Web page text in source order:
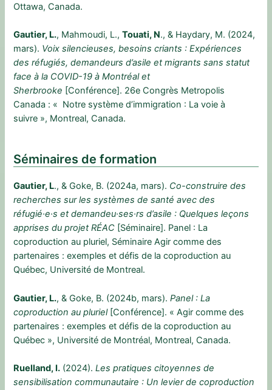
Ottawa, Canada.
Gautier, L., Mahmoudi, L.,Touati, N., & Haydary, M. (2024,
mars). Voix silencieuses, besoins criants : Expériences
des réfugiés, demandeurs d’asile et migrants sans statut
face à la COVID-19 à Montréal et
Sherbrooke [Conférence]. 26e Congrès Metropolis
Canada : « Notre système d’immigration : La voie à
suivre », Montreal, Canada.
Séminaires de formation
Gautier, L., & Goke, B. (2024a, mars). Co-construire des
recherches sur les systèmes de santé avec des
réfugié·e·s et demandeu·ses·rs d’asile : Quelques leçons
apprises du projet RÉAC [Séminaire]. Panel : La
coproduction au pluriel, Séminaire Agir comme des
partenaires : exemples et défis de la coproduction au
Québec, Université de Montreal.
Gautier, L., & Goke, B. (2024b, mars).Panel : La
coproduction au pluriel[Conférence]. « Agir comme des
partenaires : exemples et défis de la coproduction au
Québec », Université de Montréal, Montreal, Canada.
Ruelland, I. (2024).Les pratiques citoyennes de
sensibilisation communautaire : Un levier de coproduction